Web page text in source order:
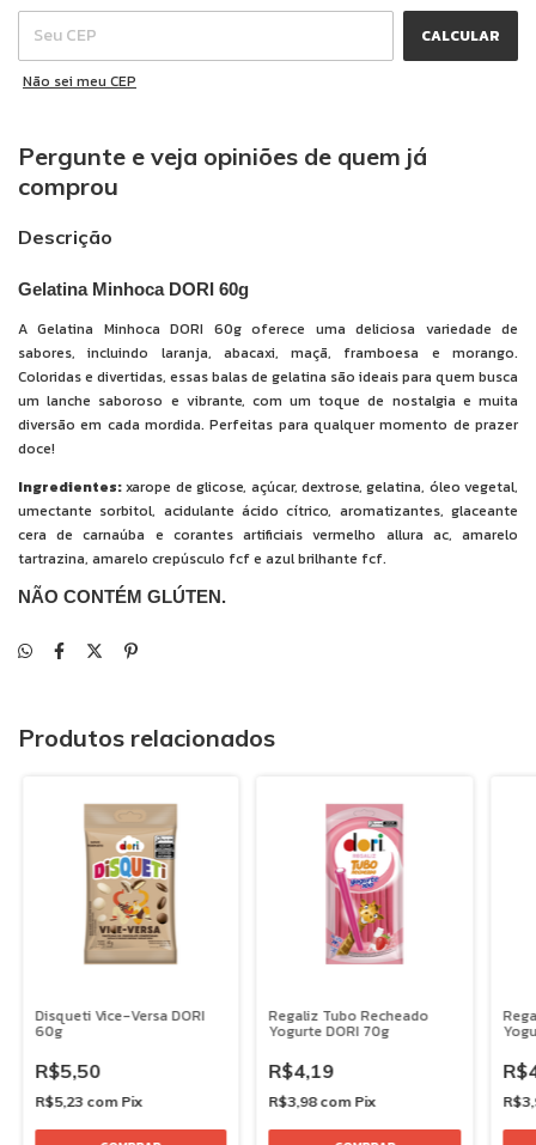
CALCULAR
Não sei meu CEP
Pergunte e veja opiniões de quem já
comprou
Descrição
Gelatina Minhoca DORI 60g
A Gelatina Minhoca DORI 60g oferece uma deliciosa variedade de
sabores, incluindo laranja, abacaxi, maçã, framboesa e morango.
Coloridas e divertidas, essas balas de gelatina são ideais para quem busca
um lanche saboroso e vibrante, com um toque de nostalgia e muita
diversão em cada mordida. Perfeitas para qualquer momento de prazer
doce!
Ingredientes:xarope de glicose, açúcar, dextrose, gelatina, óleo vegetal,
umectante sorbitol, acidulante ácido cítrico, aromatizantes, glaceante
cera de carnaúba e corantes artificiais vermelho allura ac, amarelo
tartrazina, amarelo crepúsculo fcf e azul brilhante fcf.
NÃO CONTÉM GLÚTEN.
Produtos relacionados
Disqueti Vice-Versa DORI
60g
R$5,50
R$5,23 com Pix
Regaliz Tubo Recheado
Yogurte DORI 70g
R$4,19
R$3,98com Pix